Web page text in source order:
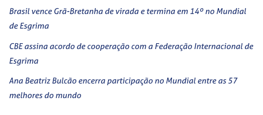
Brasil vence Grã-Bretanha de virada e termina em 14º no Mundial
de Esgrima
CBE assina acordo de cooperação com a Federação Internacional de
Esgrima
Ana Beatriz Bulcão encerra participação no Mundial entre as 57
melhores do mundo